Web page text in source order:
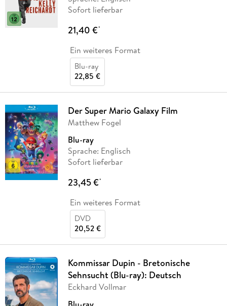
Sofort lieferbar
21,40 €*
Ein weiteres Format
Blu-ray
22,85 €
Der Super Mario Galaxy Film
Matthew Fogel
Blu-ray
Sprache: Englisch
Sofort lieferbar
23,45 €*
Ein weiteres Format
DVD
20,52 €
Kommissar Dupin - Bretonische
Sehnsucht (Blu-ray): Deutsch
Eckhard Vollmar